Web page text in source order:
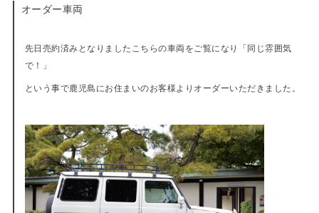
オーダー車両
先日売約済みとなりましたこちらの車両をご覧になり「同じ雰囲気
で！」
という事で鹿児島にお住まいのお客様よりオーダーいただきました。